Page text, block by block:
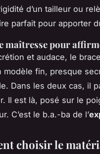
d’un tailleur ou
parfait pour apporter
maîtresse pour
et audace, le
modèle fin, presque
Dans les deux cas, il
Il est là, posé sur le
C’est le b.a.-ba de l’
choisir le